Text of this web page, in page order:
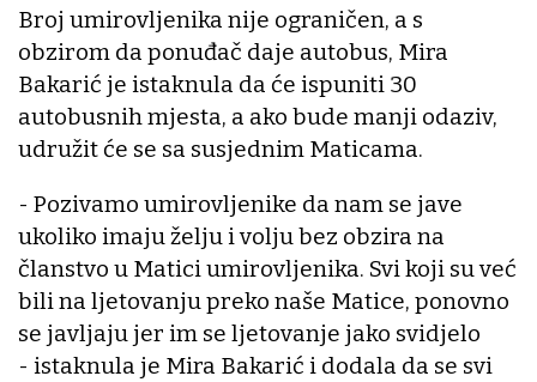
Broj umirovljenika nije ograničen, a s
obzirom da ponuđač daje autobus, Mira
Bakarić je istaknula da će ispuniti 30
autobusnih mjesta, a ako bude manji odaziv,
udružit će se sa susjednim Maticama.
- Pozivamo umirovljenike da nam se jave
ukoliko imaju želju i volju bez obzira na
članstvo u Matici umirovljenika. Svi koji su već
bili na ljetovanju preko naše Matice, ponovno
se javljaju jer im se ljetovanje jako svidjelo
- istaknula je Mira Bakarić i dodala da se svi